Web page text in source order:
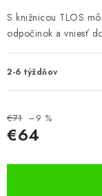
Kontakty
Obchodné
S knižnicou TLOS
odpočinok a vniesť
2-6 týždňov
€71 –9 %
€64